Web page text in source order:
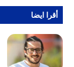
أقرا ايضا